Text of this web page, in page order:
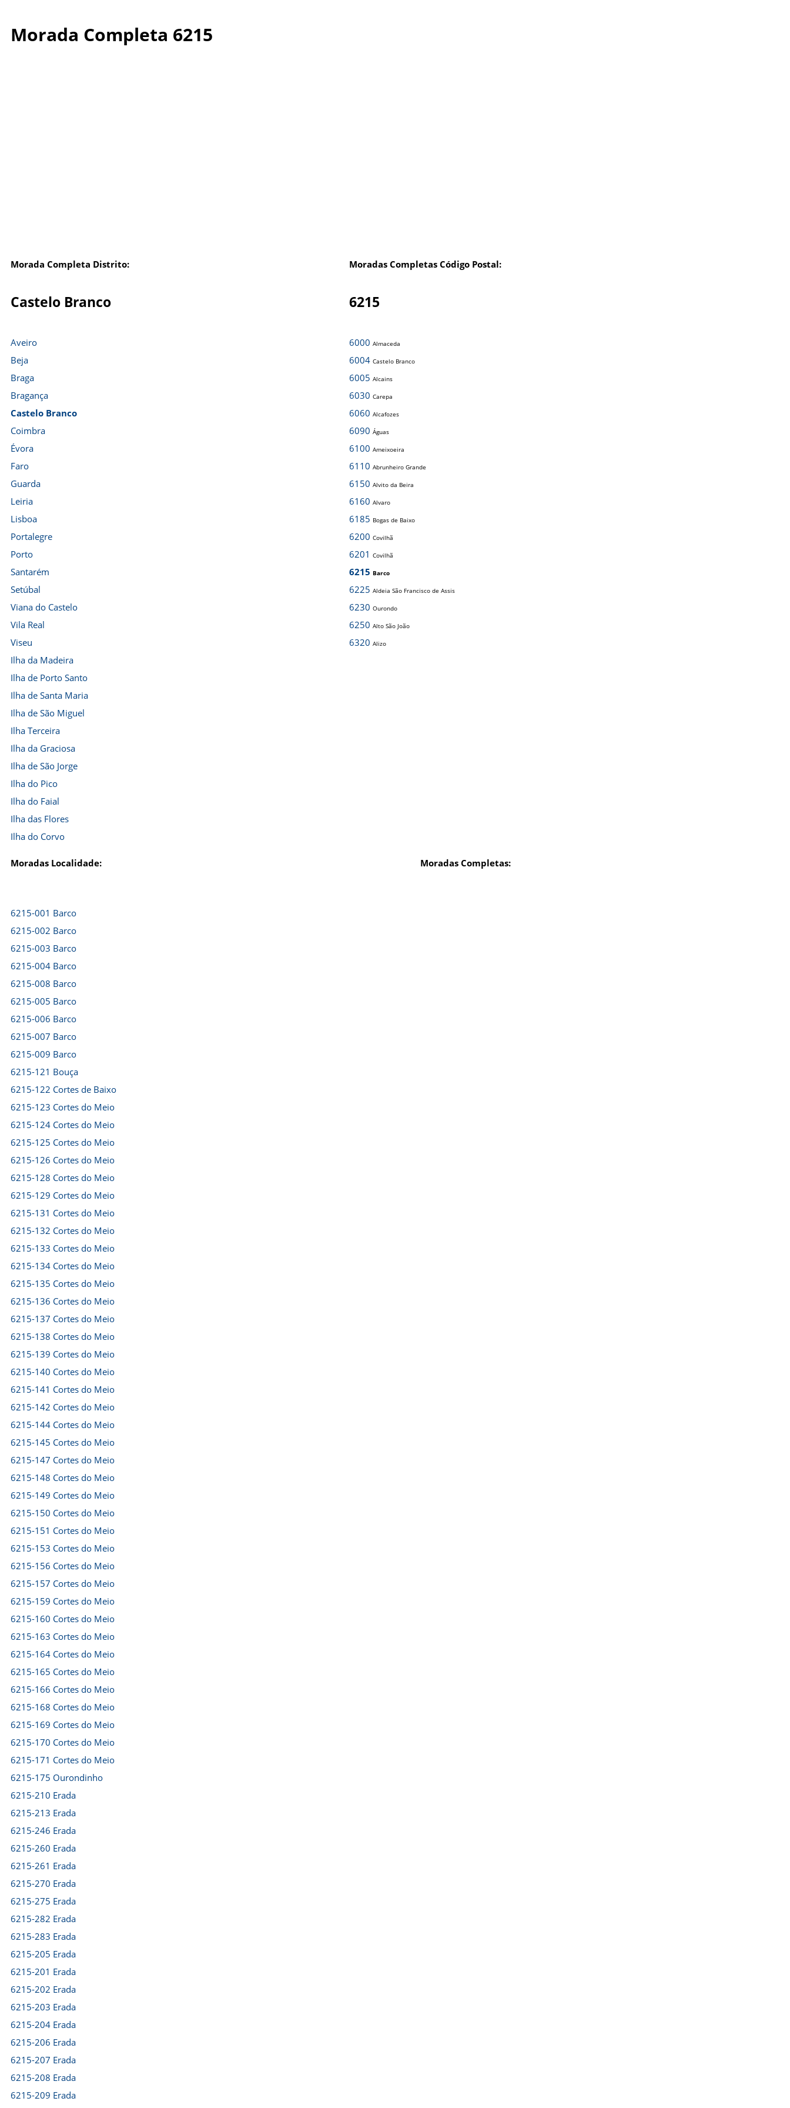
Morada Completa 6215
Morada Completa Distrito: Moradas Completas Código Postal:
Castelo Branco 6215
Aveiro
Beja
Braga
Bragança
Castelo Branco
Coimbra
Évora
Faro
Guarda
Leiria
Lisboa
Portalegre
Porto
Santarém
Setúbal
Viana do Castelo
Vila Real
Viseu
Ilha da Madeira
Ilha de Porto Santo
Ilha de Santa Maria
Ilha de São Miguel
Ilha Terceira
Ilha da Graciosa
Ilha de São Jorge
Ilha do Pico
Ilha do Faial
Ilha das Flores
Ilha do Corvo
6000 Almaceda
6004 Castelo Branco
6005 Alcains
6030 Carepa
6060 Alcafozes
6090 Águas
6100 Ameixoeira
6110 Abrunheiro Grande
6150 Alvito da Beira
6160 Alvaro
6185 Bogas de Baixo
6200 Covilhã
6201 Covilhã
6215 Barco
6225 Aldeia São Francisco de Assis
6230 Ourondo
6250 Alto São João
6320 Alizo
Moradas Localidade: Moradas Completas:
6215-001 Barco
6215-002 Barco
6215-003 Barco
6215-004 Barco
6215-008 Barco
6215-005 Barco
6215-006 Barco
6215-007 Barco
6215-009 Barco
6215-121 Bouça
6215-122 Cortes de Baixo
6215-123 Cortes do Meio
6215-124 Cortes do Meio
6215-125 Cortes do Meio
6215-126 Cortes do Meio
6215-128 Cortes do Meio
6215-129 Cortes do Meio
6215-131 Cortes do Meio
6215-132 Cortes do Meio
6215-133 Cortes do Meio
6215-134 Cortes do Meio
6215-135 Cortes do Meio
6215-136 Cortes do Meio
6215-137 Cortes do Meio
6215-138 Cortes do Meio
6215-139 Cortes do Meio
6215-140 Cortes do Meio
6215-141 Cortes do Meio
6215-142 Cortes do Meio
6215-144 Cortes do Meio
6215-145 Cortes do Meio
6215-147 Cortes do Meio
6215-148 Cortes do Meio
6215-149 Cortes do Meio
6215-150 Cortes do Meio
6215-151 Cortes do Meio
6215-153 Cortes do Meio
6215-156 Cortes do Meio
6215-157 Cortes do Meio
6215-159 Cortes do Meio
6215-160 Cortes do Meio
6215-163 Cortes do Meio
6215-164 Cortes do Meio
6215-165 Cortes do Meio
6215-166 Cortes do Meio
6215-168 Cortes do Meio
6215-169 Cortes do Meio
6215-170 Cortes do Meio
6215-171 Cortes do Meio
6215-175 Ourondinho
6215-210 Erada
6215-213 Erada
6215-246 Erada
6215-260 Erada
6215-261 Erada
6215-270 Erada
6215-275 Erada
6215-282 Erada
6215-283 Erada
6215-205 Erada
6215-201 Erada
6215-202 Erada
6215-203 Erada
6215-204 Erada
6215-206 Erada
6215-207 Erada
6215-208 Erada
6215-209 Erada